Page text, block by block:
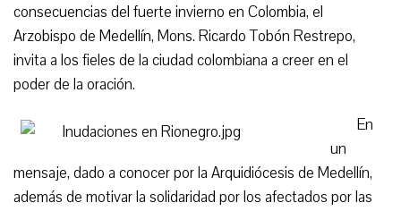
consecuencias del fuerte invierno en Colombia, el
Arzobispo de Medellín, Mons. Ricardo Tobón Restrepo,
invita a los fieles de la ciudad colombiana a creer en el
poder de la oración.
En
un
mensaje, dado a conocer por la Arquidiócesis de Medellín,
además de motivar la solidaridad por los afectados por las